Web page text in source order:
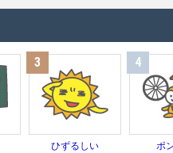
3
ひずるしい
4
ポ